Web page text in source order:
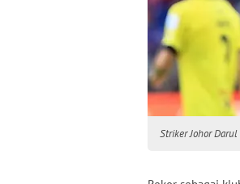
Striker Johor Darul